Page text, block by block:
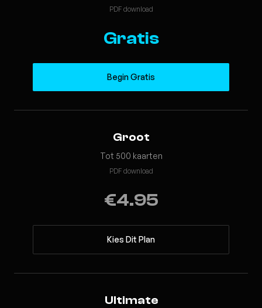
PDF download
Gratis
Begin Gratis
Groot
Tot 500 kaarten
PDF download
€4.95
Kies Dit Plan
Ultimate